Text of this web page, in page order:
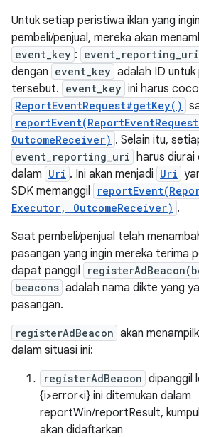
Untuk setiap peristiwa iklan yang
pembeli/penjual, mereka akan
event_key : event_reporting_uri
dengan event_key adalah ID
tersebut. event_key ini harus
ReportEventRequest#getKey()
OutcomeReceiver) . Selain itu,
event_reporting_uri harus diurai
dalam Uri . Ini akan menjadi Uri
SDK memanggil
Executor, OutcomeReceiver) .
Saat pembeli/penjual telah
pasangan yang ingin mereka terima
dapat panggil
beacons adalah nama dikte yang
pasangan.
registerAdBeacon akan
dalam situasi ini:
registerAdBeacon dipanggil
{i>error<i} ini ditemukan dalam
reportWin/reportResult,
akan didaftarkan